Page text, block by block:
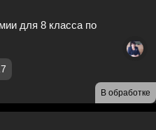
В обработке
для 8 класса по